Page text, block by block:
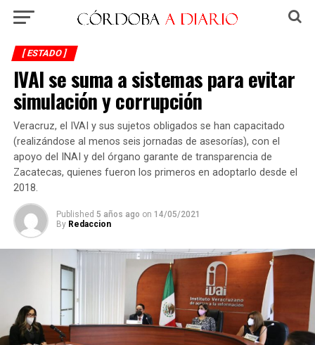
[ ESTADO ]
IVAI se suma a sistemas para evitar
simulación y corrupción
Veracruz, el IVAI y sus sujetos obligados se han capacitado
(realizándose al menos seis jornadas de asesorías), con el
apoyo del INAI y del órgano garante de transparencia de
Zacatecas, quienes fueron los primeros en adoptarlo desde el
2018.
Published 5 años ago on 14/05/2021
By Redaccion